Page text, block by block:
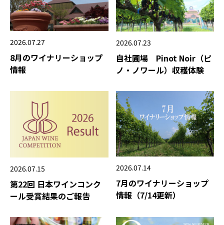
2026.07.27
8月のワイナリーショップ
情報
2026.07.23
自社圃場 Pinot Noir（ピ
ノ・ノワール）収穫体験
2026.07.15
第22回 日本ワインコンク
ール受賞結果のご報告
2026.07.14
7月のワイナリーショップ
情報（7/14更新）